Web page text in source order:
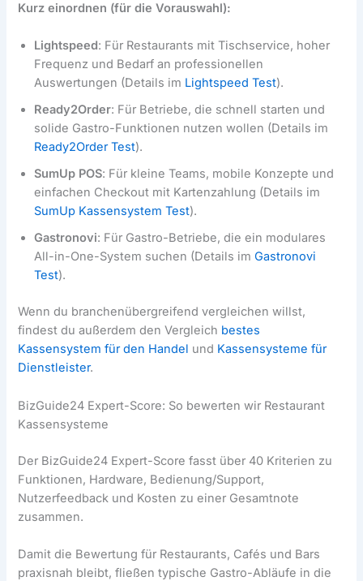
Kurz einordnen (für die Vorauswahl):
Lightspeed: Für Restaurants mit Tischservice, hoher
Frequenz und Bedarf an professionellen
Auswertungen (Details im Lightspeed Test).
Ready2Order: Für Betriebe, die schnell starten und
solide Gastro-Funktionen nutzen wollen (Details im
Ready2Order Test).
SumUp POS: Für kleine Teams, mobile Konzepte und
einfachen Checkout mit Kartenzahlung (Details im
SumUp Kassensystem Test).
Gastronovi: Für Gastro-Betriebe, die ein modulares
All-in-One-System suchen (Details imGastronovi
Test).
Wenn du branchenübergreifend vergleichen willst,
findest du außerdem den Vergleich bestes
Kassensystem für den Handel und Kassensysteme für
Dienstleister.
BizGuide24 Expert-Score: So bewerten wir Restaurant
Kassensysteme
Der BizGuide24 Expert-Score fasst über 40 Kriterien zu
Funktionen, Hardware, Bedienung/Support,
Nutzerfeedback und Kosten zu einer Gesamtnote
zusammen.
Damit die Bewertung für Restaurants, Cafés und Bars
praxisnah bleibt, fließen typische Gastro-Abläufe in die